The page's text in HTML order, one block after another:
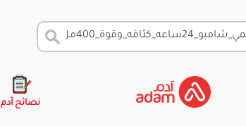
نصائح آدم